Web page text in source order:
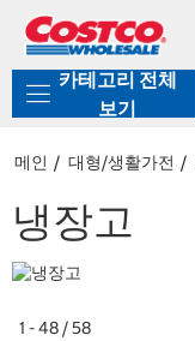
로
기
가
카테고리 전체
보기
메인 대형/생활가전
냉장고
1 - 48 / 58